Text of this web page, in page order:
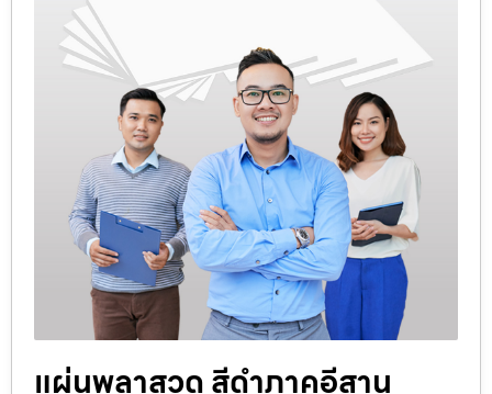
แผ่นพลาสวูด สีดำภาคอีสาน